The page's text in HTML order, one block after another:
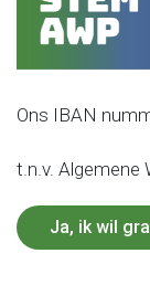
Ons IBAN
t.n.v. Algemene
Ja, ik wil